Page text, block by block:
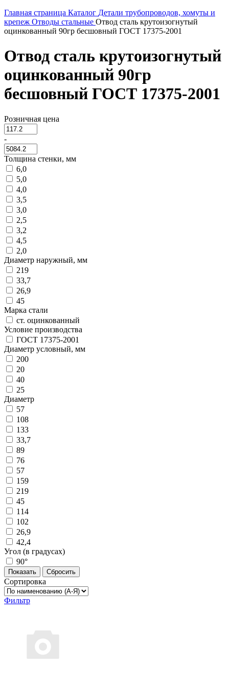
Главная страница Каталог Детали трубопроводов, хомуты и
крепеж Отводы стальные Отвод сталь крутоизогнутый
оцинкованный 90гр бесшовный ГОСТ 17375-2001
Отвод сталь крутоизогнутый
оцинкованный 90гр
бесшовный ГОСТ 17375-2001
Розничная цена
-
Толщина стенки, мм
6,0
5,0
4,0
3,5
3,0
2,5
3,2
4,5
2,0
Диаметр наружный, мм
219
33,7
26,9
45
Марка стали
ст. оцинкованный
Условие производства
ГОСТ 17375-2001
Диаметр условный, мм
200
20
40
25
Диаметр
57
108
133
33,7
89
76
57
159
219
45
114
102
26,9
42,4
Угол (в градусах)
90°
Показать Сбросить
Сортировка
Фильтр